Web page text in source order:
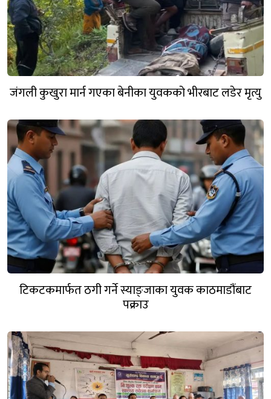
जंगली कुखुरा मार्न गएका बेनीका युवकको भीरबाट लडेर मृत्यु
टिकटकमार्फत ठगी गर्ने स्याङ्जाका युवक काठमाडौंबाट
पक्राउ